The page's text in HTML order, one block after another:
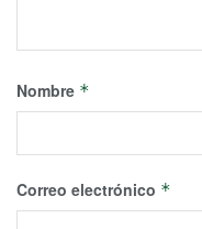
Nombre *
Correo electrónico *